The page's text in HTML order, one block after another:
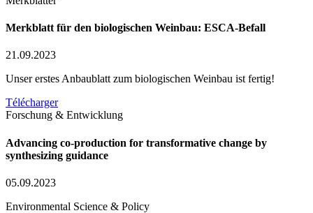
Merkblatt für den biologischen Weinbau: ESCA-Befall
21.09.2023
Unser erstes Anbaublatt zum biologischen Weinbau ist fertig!
Télécharger
Forschung & Entwicklung
Advancing co-production for transformative change by
synthesizing guidance
05.09.2023
Environmental Science & Policy